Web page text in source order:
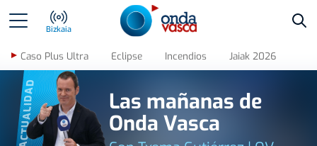
Bizkaia
Caso Plus Ultra Eclipse Incendios Jaiak 2026
ACTUALIDAD
Las mañanas de
Onda Vasca